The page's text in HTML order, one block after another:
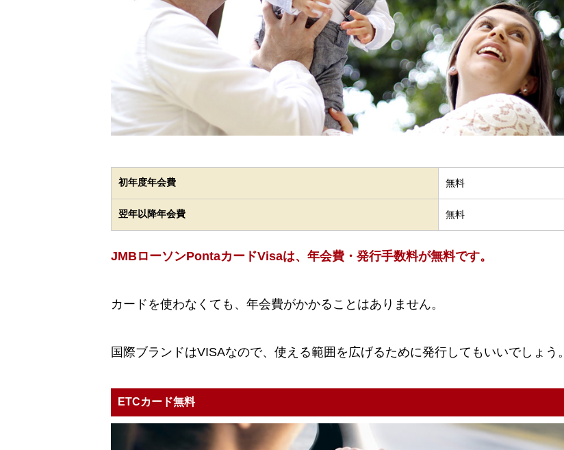
初年度年会費 無料
翌年以降年会費 無料
JMBローソンPontaカードVisaは、年会費・発行手数料が無料です。
カードを使わなくても、年会費がかかることはありません。
国際ブランドはVISAなので、使える範囲を広げるために発行してもいいでしょう。
ETCカード無料